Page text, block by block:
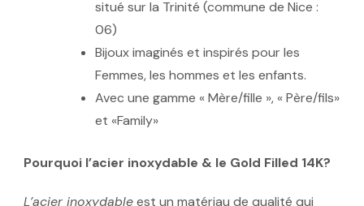
situé sur la Trinité (commune de Nice :
06)
Bijoux imaginés et inspirés pour les
Femmes, les hommes et les enfants.
Avec une gamme « Mère/fille », « Père/fils»
et «Family»
Pourquoi l’acier inoxydable & le Gold Filled 14K?
L’acier inoxydableest un matériau de qualité qui